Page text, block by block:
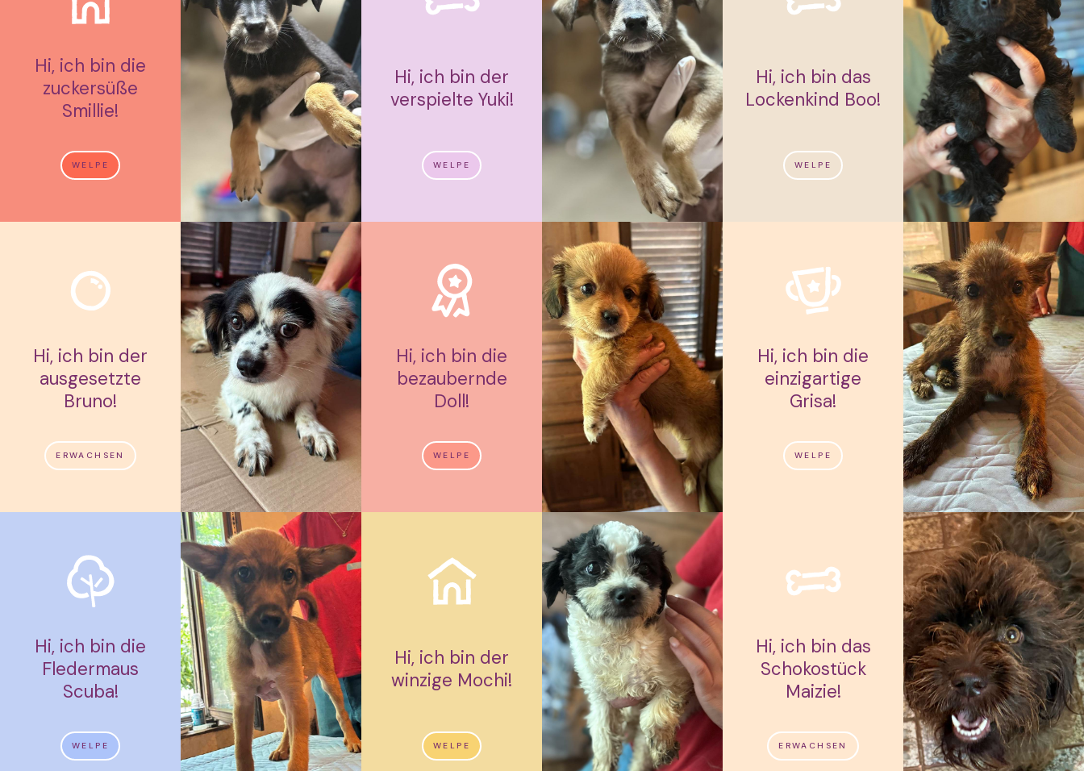
Hi, ich bin die
zuckersüße
Smillie!
WELPE
Hi, ich bin der
verspielte Yuki!
WELPE
Hi, ich bin das
Lockenkind Boo!
WELPE
Hi, ich bin der
ausgesetzte
Bruno!
ERWACHSEN
Hi, ich bin die
bezaubernde
Doll!
WELPE
Hi, ich bin die
einzigartige
Grisa!
WELPE
Hi, ich bin die
Fledermaus
Scuba!
WELPE
Hi, ich bin der
winzige Mochi!
WELPE
Hi, ich bin das
Schokostück
Maizie!
ERWACHSEN